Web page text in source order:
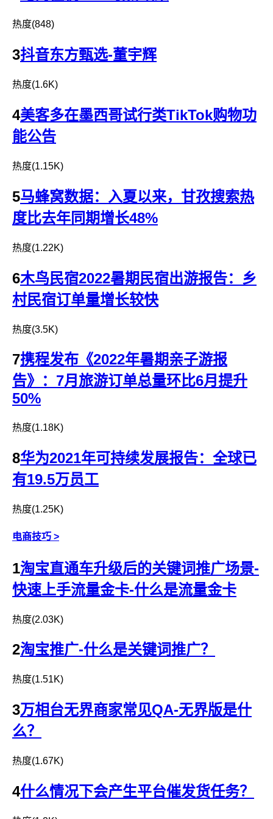
热度(848)
3抖音东方甄选-董宇辉
热度(1.6K)
4美客多在墨西哥试行类TikTok购物功
能公告
热度(1.15K)
5马蜂窝数据：入夏以来，甘孜搜索热
度比去年同期增长48%
热度(1.22K)
6木鸟民宿2022暑期民宿出游报告：乡
村民宿订单量增长较快
热度(3.5K)
7携程发布《2022年暑期亲子游报
告》：7月旅游订单总量环比6月提升
50%
热度(1.18K)
8华为2021年可持续发展报告：全球已
有19.5万员工
热度(1.25K)
电商技巧 >
1淘宝直通车升级后的关键词推广场景-
快速上手流量金卡-什么是流量金卡
热度(2.03K)
2淘宝推广- 什么是关键词推广？
热度(1.51K)
3万相台无界商家常见QA-无界版是什
么？
热度(1.67K)
4什么情况下会产生平台催发货任务？